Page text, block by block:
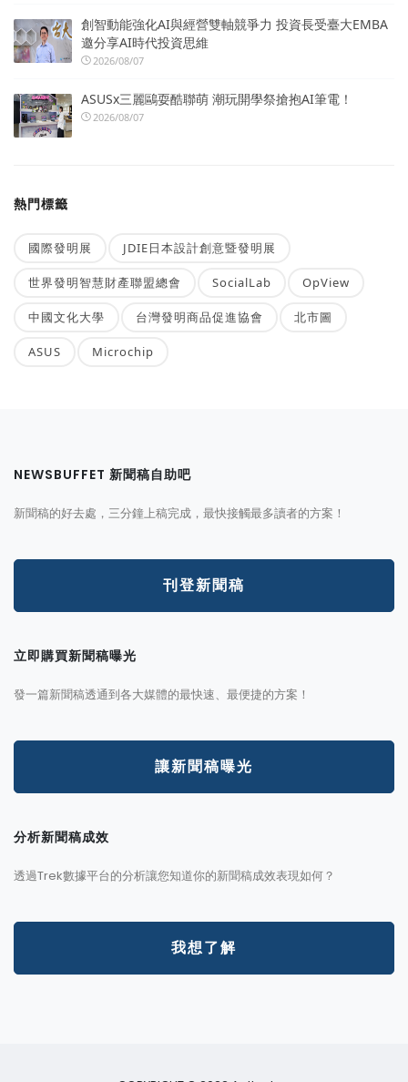
創智動能強化AI與經營雙軸競爭力 投資長受臺大EMBA
邀分享AI時代投資思維
2026/08/07
ASUSx三麗鷗耍酷聯萌 潮玩開學祭搶抱AI筆電！
2026/08/07
熱門標籤
國際發明展 JDIE日本設計創意暨發明展
世界發明智慧財產聯盟總會 SocialLab OpView
中國文化大學 台灣發明商品促進協會 北市圖
ASUS Microchip
NEWSBUFFET 新聞稿自助吧
新聞稿的好去處，三分鐘上稿完成，最快接觸最多讀者的方案！
刊登新聞稿
立即購買新聞稿曝光
發一篇新聞稿透通到各大媒體的最快速、最便捷的方案！
讓新聞稿曝光
分析新聞稿成效
透過Trek數據平台的分析讓您知道你的新聞稿成效表現如何？
我想了解